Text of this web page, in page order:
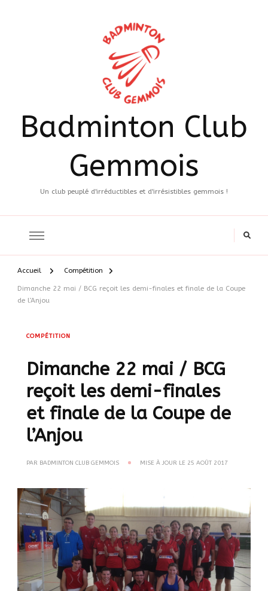
Badminton Club
Gemmois
Un club peuplé d'irréductibles et d'irrésistibles gemmois !
Accueil Compétition
Dimanche 22 mai / BCG reçoit les demi-finales et finale de la Coupe
de l’Anjou
COMPÉTITION
Dimanche 22 mai / BCG
reçoit les demi-finales
et finale de la Coupe de
l’Anjou
PAR BADMINTON CLUB GEMMOIS MISE À JOUR LE 25 AOÛT 2017